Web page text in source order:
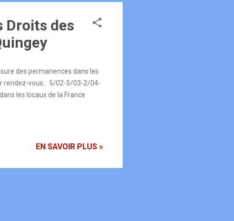
Droits des
des permanences dans les
rendez-vous : 5/02-5/03-2/04-
les locaux de la France
EN SAVOIR PLUS »